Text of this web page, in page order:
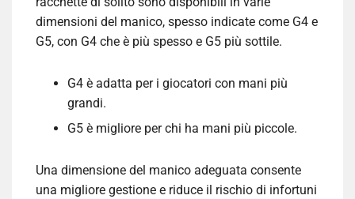
dimensioni del manico, spesso indicate come G4 e
G5, con G4 che è più spesso e G5 più sottile.
G4 è adatta per i giocatori con mani più
grandi.
G5 è migliore per chi ha mani più piccole.
Una dimensione del manico adeguata consente
una migliore gestione e riduce il rischio di infortuni